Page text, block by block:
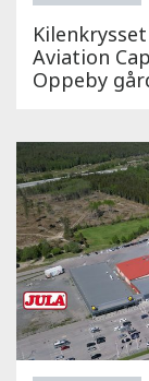
Aviation
Oppeby